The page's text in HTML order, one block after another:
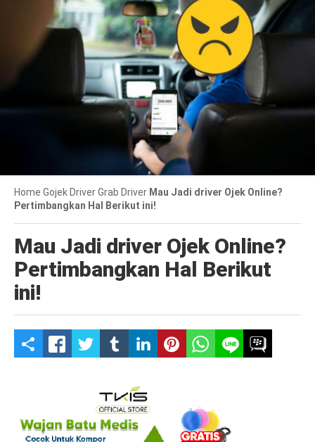
Home Gojek DriverGrab Driver Mau Jadi driver Ojek Online?
Pertimbangkan Hal Berikut ini!
Mau Jadi driver Ojek Online?
Pertimbangkan Hal Berikut
ini!
S